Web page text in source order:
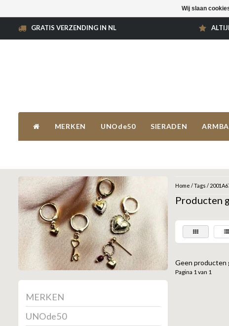
GRATIS VERZENDING IN NL
MERKEN UNOde50 SIERADEN
MERKEN
UNOde50
Home /Tags /
Producten
Geen producten
Pagina 1 van 1
Wij slaan